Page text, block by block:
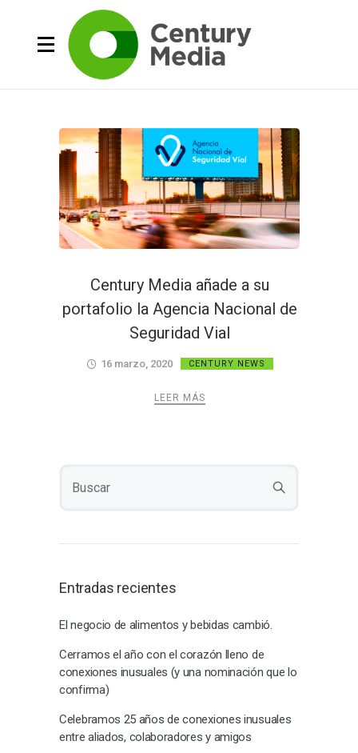
Century Media añade a su
portafolio la Agencia Nacional de
Seguridad Vial
16 marzo, 2020 CENTURY NEWS
LEER MÁS
Entradas recientes
El negocio de alimentos y bebidas cambió.
Cerramos el año con el corazón lleno de
conexiones inusuales (y una nominación que lo
confirma)
Celebramos 25 años de conexiones inusuales
entre aliados, colaboradores y amigos